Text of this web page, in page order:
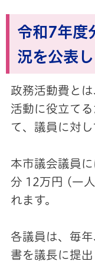
令和7年度
況を公表し
政務活動費と
活動に役立て
て、議員に対し
本市議会議員
分 12万円 (一
れます。
各議員は、毎
書を議長に提出